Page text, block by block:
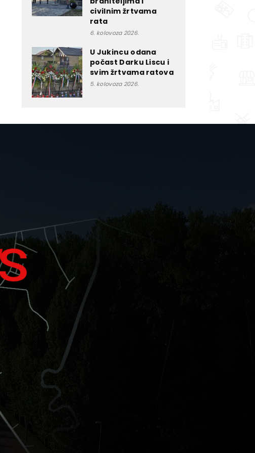
civilnim žrtvama
rata
6. kolovoza 2026.
U Jukincu odana
počast Darku Liscu i
svim žrtvama ratova
5. kolovoza 2026.